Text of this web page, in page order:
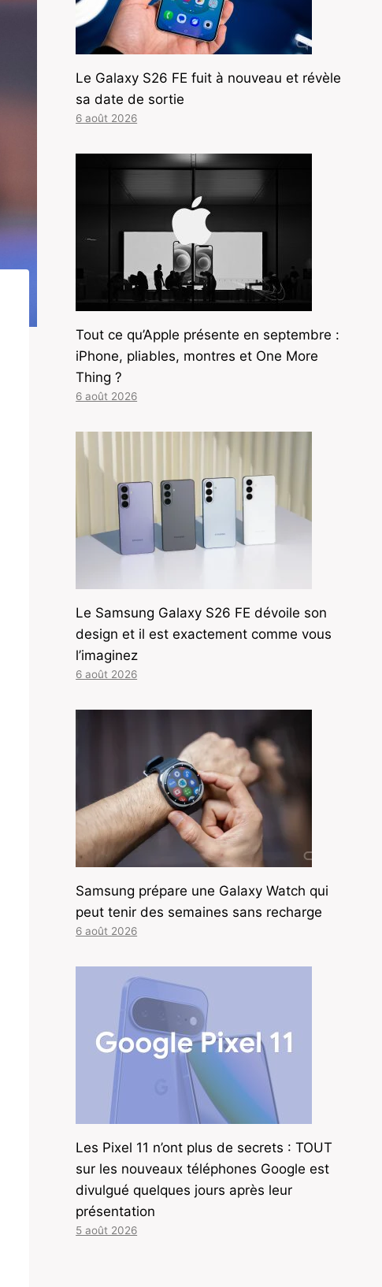
Le Galaxy S26 FE fuit à nouveau et révèle
sa date de sortie
6 août 2026
Tout ce qu’Apple présente en septembre :
iPhone, pliables, montres et One More
Thing ?
6 août 2026
Le Samsung Galaxy S26 FE dévoile son
design et il est exactement comme vous
l’imaginez
6 août 2026
Samsung prépare une Galaxy Watch qui
peut tenir des semaines sans recharge
6 août 2026
Les Pixel 11 n’ont plus de secrets : TOUT
sur les nouveaux téléphones Google est
divulgué quelques jours après leur
présentation
5 août 2026